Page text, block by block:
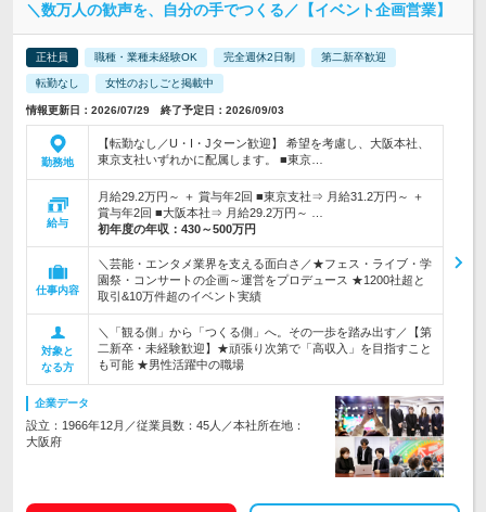
＼数万人の歓声を、自分の手でつくる／【イベント企画営業】
正社員 職種・業種未経験OK 完全週休2日制 第二新卒歓迎
転勤なし 女性のおしごと掲載中
情報更新日：2026/07/29 終了予定日：2026/09/03
勤務地
【転勤なし／U・I・Jターン歓迎】 希望を考慮し、大阪本社、
東京支社いずれかに配属します。 ■東京…
給与
月給29.2万円～ ＋ 賞与年2回 ■東京支社⇒ 月給31.2万円～ ＋
賞与年2回 ■大阪本社⇒ 月給29.2万円～ …
初年度の年収： 430～500万円
仕事内容
＼芸能・エンタメ業界を支える面白さ／★フェス・ライブ・学
園祭・コンサートの企画～運営をプロデュース ★1200社超と
取引&10万件超のイベント実績
対象と
なる方
＼「観る側」から「つくる側」へ。その一歩を踏み出す／【第
二新卒・未経験歓迎】★頑張り次第で「高収入」を目指すこと
も可能 ★男性活躍中の職場
企業データ
設立：1966年12月／従業員数：45人／本社所在地：
大阪府